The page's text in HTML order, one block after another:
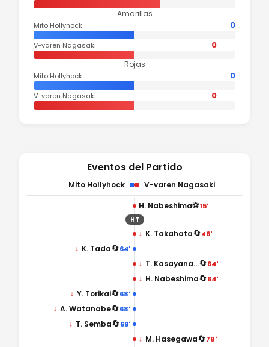
Amarillas
Mito Hollyhock 0
V-varen Nagasaki 0
Rojas
Mito Hollyhock 0
V-varen Nagasaki 0
Eventos del Partido
Mito Hollyhock V-varen Nagasaki
H. Nabeshima⚽15'
HT
↓ K. Takahata🔄46'
64'
🔄
↓ K. Tada
↓ T. Kasayanagi 🔄64'
↓ H. Nabeshima🔄64'
68'
🔄
↓ Y. Torikai
68'
🔄
↓ A. Watanabe
69'
🔄
↓ T. Semba
↓ M. Hasegawa🔄78'